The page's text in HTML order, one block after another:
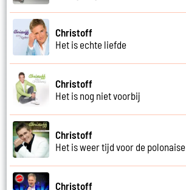
Christoff
Het is echte liefde
Christoff
Het is nog niet voorbij
Christoff
Het is weer tijd voor de polonaise
Christoff